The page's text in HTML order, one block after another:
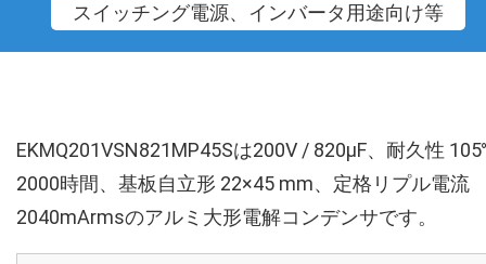
スイッチング電源、インバータ用途向け等
EKMQ201VSN821MP45Sは200V / 820µF、耐久性
2000時間、基板自立形 22×45 mm、定格リプル電流
2040mArmsのアルミ大形電解コンデンサです。